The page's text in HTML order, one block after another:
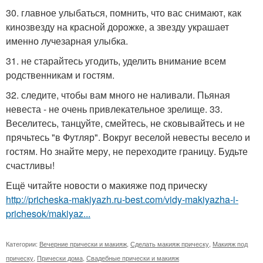
30. главное улыбаться, помнить, что вас снимают, как
кинозвезду на красной дорожке, а звезду украшает
именно лучезарная улыбка.
31. не старайтесь угодить, уделить внимание всем
родственникам и гостям.
32. следите, чтобы вам много не наливали. Пьяная
невеста - не очень привлекательное зрелище. 33.
Веселитесь, танцуйте, смейтесь, не сковывайтесь и не
прячьтесь "в Футляр". Вокруг веселой невесты весело и
гостям. Но знайте меру, не переходите границу. Будьте
счастливы!
Ещё читайте новости о макияже под прическу
http://pricheska-makiyazh.ru-best.com/vidy-makiyazha-i-
prichesok/makiyaz...
Категории: Вечерние прически и макияж Сделать макияж прическу Макияж под
прическу Прически дома Свадебные прически и макияж